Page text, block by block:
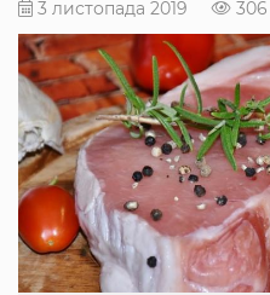
3 листопада 2019 306